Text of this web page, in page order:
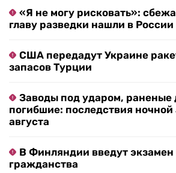
«Я не могу рисковать»:
главу разведки нашли в России
США передадут Украине
запасов Турции
Заводы под ударом, раненые
погибшие: последствия
августа
В Финляндии введут экзамен
гражданства